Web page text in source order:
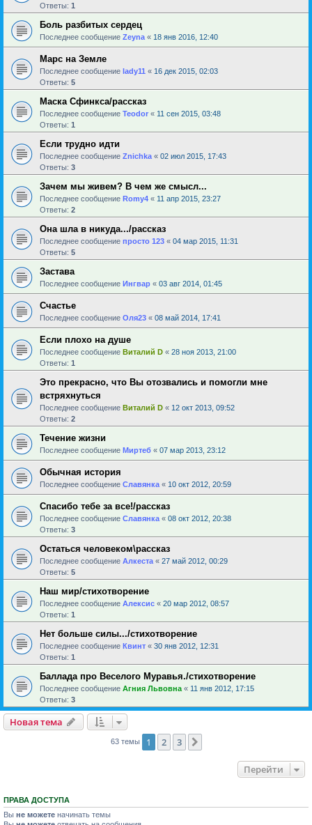
Ответы: 1
Боль разбитых сердец
Последнее сообщение Zeyna « 18 янв 2016, 12:40
Марс на Земле
Последнее сообщение lady11 « 16 дек 2015, 02:03
Ответы: 5
Маска Сфинкса/рассказ
Последнее сообщение Teodor « 11 сен 2015, 03:48
Ответы: 1
Если трудно идти
Последнее сообщение Znichka « 02 июл 2015, 17:43
Ответы: 3
Зачем мы живем? В чем же смысл...
Последнее сообщение Romy4 « 11 апр 2015, 23:27
Ответы: 2
Она шла в никуда.../рассказ
Последнее сообщение просто 123 « 04 мар 2015, 11:31
Ответы: 5
Застава
Последнее сообщение Ингвар « 03 авг 2014, 01:45
Счастье
Последнее сообщение Оля23 « 08 май 2014, 17:41
Если плохо на душе
Последнее сообщение Виталий D « 28 ноя 2013, 21:00
Ответы: 1
Это прекрасно, что Вы отозвались и помогли мне
встряхнуться
Последнее сообщение Виталий D « 12 окт 2013, 09:52
Ответы: 2
Течение жизни
Последнее сообщение Миртеб « 07 мар 2013, 23:12
Обычная история
Последнее сообщение Славянка « 10 окт 2012, 20:59
Спасибо тебе за все!/рассказ
Последнее сообщение Славянка « 08 окт 2012, 20:38
Ответы: 3
Остаться человеком\рассказ
Последнее сообщение Алкеста « 27 май 2012, 00:29
Ответы: 5
Наш мир/стихотворение
Последнее сообщение Алексис « 20 мар 2012, 08:57
Ответы: 1
Нет больше силы.../стихотворение
Последнее сообщение Квинт « 30 янв 2012, 12:31
Ответы: 1
Баллада про Веселого Муравья./стихотворение
Последнее сообщение Агния Львовна « 11 янв 2012, 17:15
Ответы: 3
Новая тема
63 темы 1 2 3
Перейти
ПРАВА ДОСТУПА
Вы не можете начинать темы